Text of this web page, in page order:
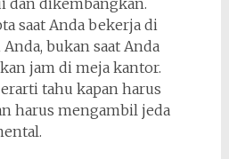
dan dikembangkan.
saat Anda bekerja di
bukan saat Anda
jam di meja kantor.
tahu kapan harus
harus mengambil jeda